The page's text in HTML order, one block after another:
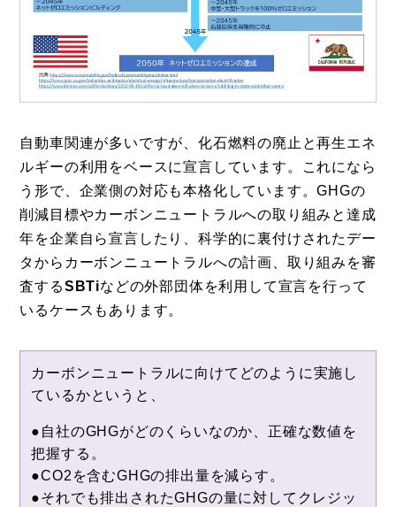
自動車関連が多いですが、化石燃料の廃止と再生エネ
ルギーの利用をベースに宣言しています。これになら
う形で、企業側の対応も本格化しています。GHGの
削減目標やカーボンニュートラルへの取り組みと達成
年を企業自ら宣言したり、科学的に裏付けされたデー
タからカーボンニュートラルへの計画、取り組みを審
査するSBTiなどの外部団体を利用して宣言を行って
いるケースもあります。
カーボンニュートラルに向けてどのように実施し
ているかというと、
●自社のGHGがどのくらいなのか、正確な数値を
把握する。
●CO2を含むGHGの排出量を減らす。
●それでも排出されたGHGの量に対してクレジッ